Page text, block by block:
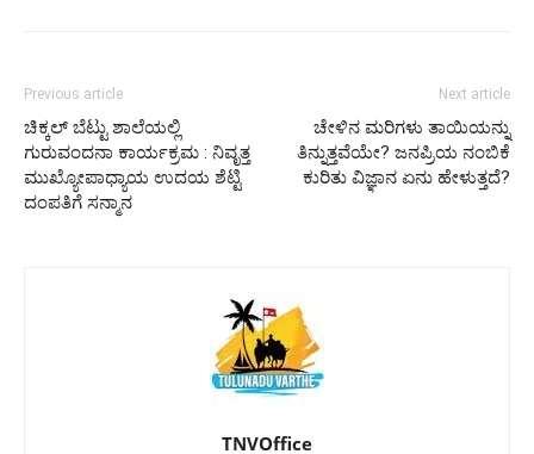
Previous article
ಚಿಕ್ಕಲ್ ಬೆಟ್ಟು ಶಾಲೆಯಲ್ಲಿ
ಗುರುವಂದನಾ ಕಾರ್ಯಕ್ರಮ : ನಿವೃತ್ತ
ಮುಖ್ಯೋಪಾಧ್ಯಾಯ ಉದಯ ಶೆಟ್ಟಿ
ದಂಪತಿಗೆ ಸನ್ಮಾನ
Next article
ಚೇಳಿನ ಮರಿಗಳು ತಾಯಿಯನ್ನು
ತಿನ್ನುತ್ತವೆಯೇ? ಜನಪ್ರಿಯ ನಂಬಿಕೆ
ಕುರಿತು ವಿಜ್ಞಾನ ಏನು ಹೇಳುತ್ತದೆ?
TNVOffice